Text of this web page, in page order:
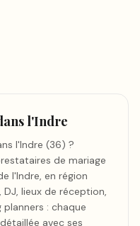
l'Indre
l'Indre (36) ?
de mariage
l'Indre, en région
lieux de réception,
: chaque
avec ses